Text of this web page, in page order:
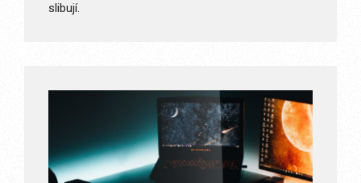
slibují.